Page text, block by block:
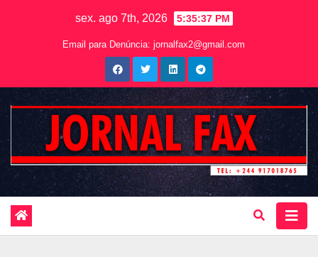
sex. ago 7th, 2026 5:35:38 PM
Email para Denúncia: jornalfax2@gmail.com